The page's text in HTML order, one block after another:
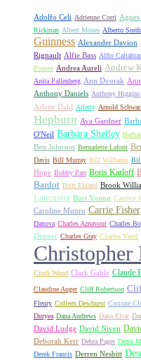
Adolfo Celi Adrienne Corri
Rickman Albert Moses Alberto Sordi
Guinness Alexander Davion
Rignault Alfie Bass Alfio
Pousse Andrea Aureli Andrew
Anita Pallenberg Ann Dvorak
Anthony Daniels Anthony Higgins
Arlene Dahl Arletty Arnold
Hepburn Ava Gardner
O'Neil Barbara Shelley
Ben Johnson Bernadette Lafont
Davis Bill Murray Bill Williams
Hope Bobby Parr Boris Karloff
Bardot Britt Ekland Brook
Lancaster Burt Young Candice
Caroline Munro Carrie Fisher
Danova Charles Aznavour Charles
Denner Charles Gray Charles Vanel
Christopher
Cindi Wood Clark Gable Claude
Claudine Auger Cliff Robertson
Fleury Colleen Dewhurst Corinne
Duryea Dana Andrews Dana Elcar
David Lodge David Niven
Deborah Kerr Debra Paget Demi
Derek Francis Derren Nesbitt